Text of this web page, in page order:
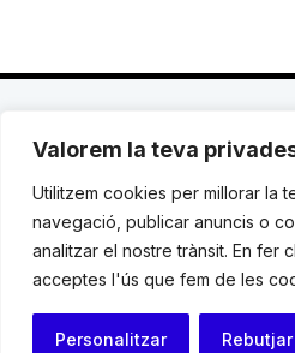
Valorem la teva
Utilitzem cookies per millorar la
navegació, publicar anuncis o
analitzar el nostre trànsit. En fer
acceptes l'ús que fem de les
Personalitzar Rebutjar
C. Avinyó 44, 2n | 08002
119 03 72|institut@idhc.org
© Institut de Drets Humans
Avis legal|Cookies|